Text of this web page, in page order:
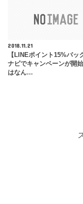
2018.11.21
【LINEポイント15%バッ
ナビでキャンペーンが開
はなん…